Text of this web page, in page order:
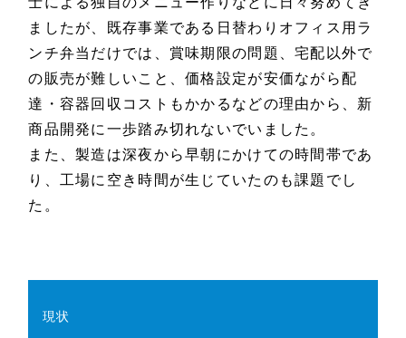
ましたが、既存事業である日替わりオフィス用ラ
ンチ弁当だけでは、賞味期限の問題、宅配以外で
の販売が難しいこと、価格設定が安価ながら配
達・容器回収コストもかかるなどの理由から、新
商品開発に一歩踏み切れないでいました。
また、製造は深夜から早朝にかけての時間帯であ
り、工場に空き時間が生じていたのも課題でし
た。
現状